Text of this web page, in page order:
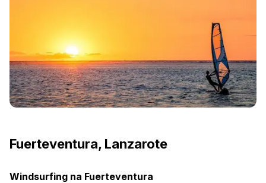
Fuerteventura, Lanzarote
Windsurfing na Fuerteventura